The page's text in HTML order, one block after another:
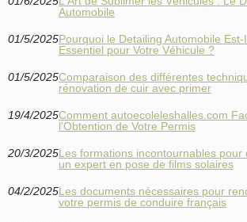
Automobile
01/5/2025Pourquoi le Detailing Automobile Est-
Essentiel pour Votre Véhicule ?
01/5/2025Comparaison des différentes
rénovation de cuir avec primer
19/4/2025Comment autoecoleleshalles.com
l'Obtention de Votre Permis
20/3/2025Les formations incontournables pour
un expert en pose de films solaires
04/2/2025Les documents nécessaires pour
votre permis de conduire français